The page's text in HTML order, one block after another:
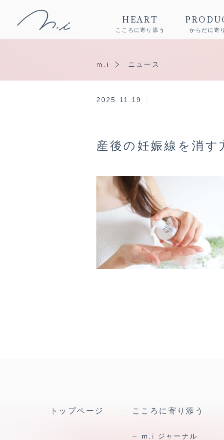
HEART
こころに寄り添う からだに寄
m.i ニュース
2025.11.19
産後の妊娠線を消
トップページ こころに寄り添う
m.i ジャーナル